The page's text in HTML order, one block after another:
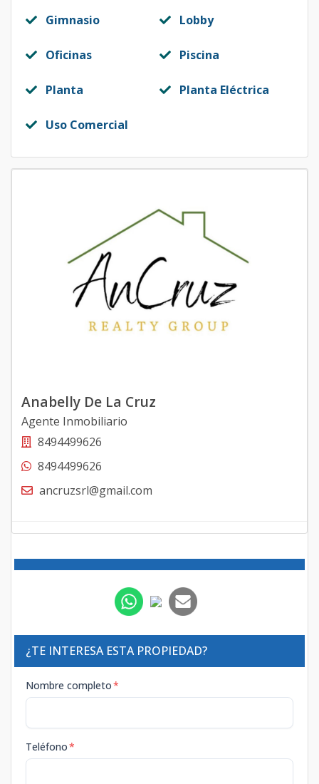
Gimnasio Lobby
Oficinas Piscina
Planta Planta Eléctrica
Uso Comercial
Anabelly De La Cruz
Agente Inmobiliario
8494499626
8494499626
ancruzsrl@gmail.com
¿TE INTERESA ESTA PROPIEDAD?
Nombre completo*
Teléfono*